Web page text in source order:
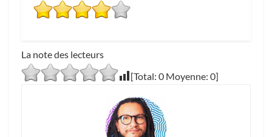
La note des lecteurs
[Total: 0 Moyenne: 0]